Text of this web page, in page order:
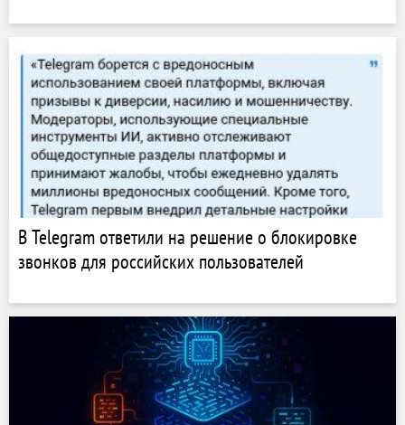
В Telegram ответили на решение о блокировке
звонков для российских пользователей